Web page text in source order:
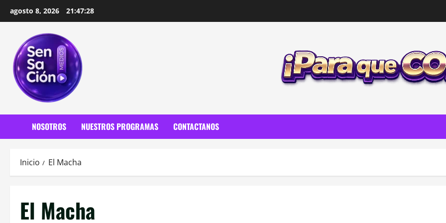
agosto 8, 2026 21:47:30
NOSOTROS NUESTROS PROGRAMAS CONTACTANOS
Inicio El Macha
El Macha